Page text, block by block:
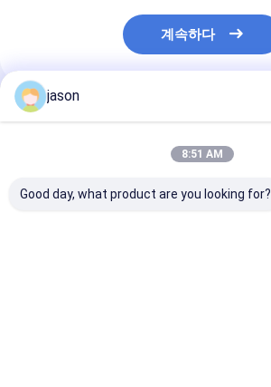
계속하다
추천된 제품
jason
8:51 AM
Good day, what product are you looking for?